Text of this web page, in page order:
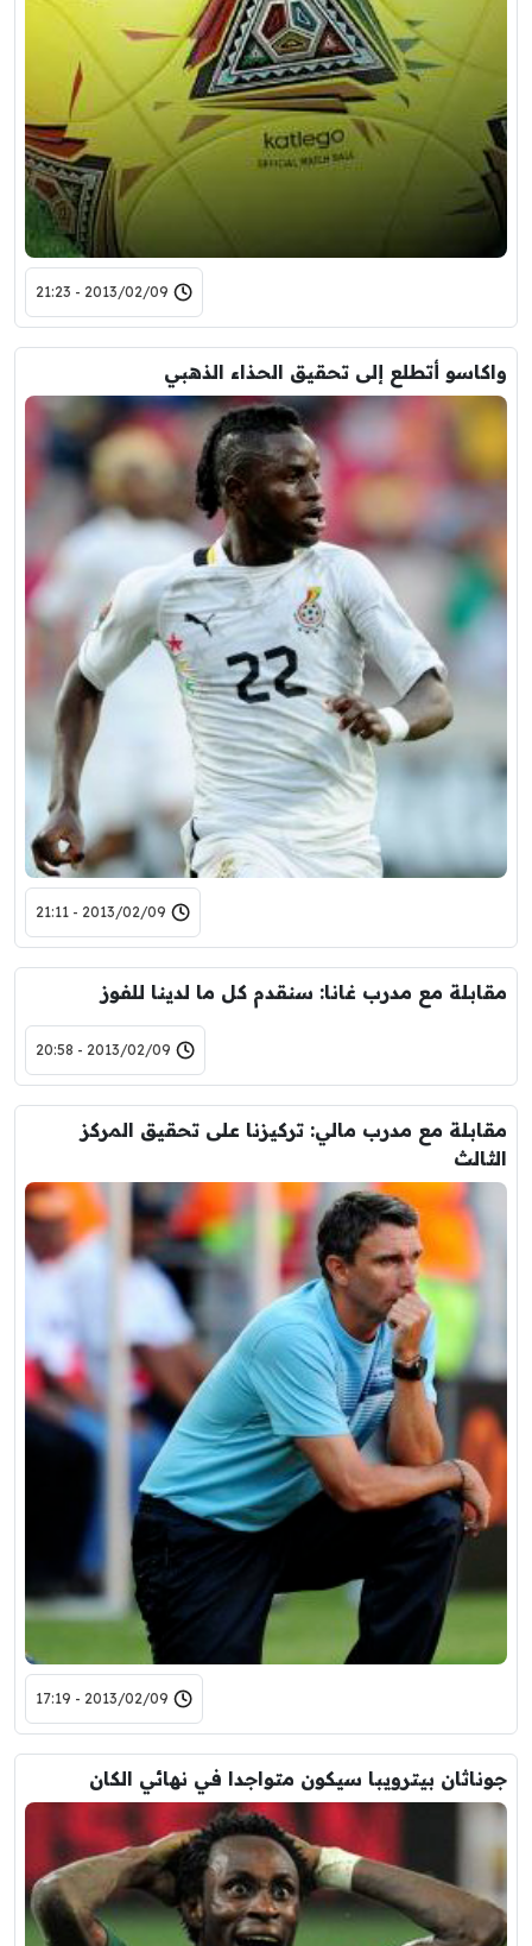
2013/02/09 - 21:23
واكاسو أتطلع إلى تحقيق الحذاء الذهبي
2013/02/09 - 21:11
مقابلة مع مدرب غانا: سنقدم كل ما لدينا للفوز
2013/02/09 - 20:58
مقابلة مع مدرب مالي: تركيزنا على تحقيق المركز
الثالث
2013/02/09 - 17:19
جوناثان بيترويبا سيكون متواجدا في نهائي الكان